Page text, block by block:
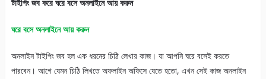
টাইপিং জব করে ঘরে বসে অনলাইনে আয় করুন
ঘরে বসে অনলাইনে আয় করুন
অনলাইন টাইপিং জব হল এক ধরনের চিঠি লেখার কাজ। যা আপনি ঘরে বসেই করতে
পারবেন। আগে যেমন চিঠি লিখতে অফলাইন অফিসে যেতে হতো, এখন সেই কাজ অনলাইন